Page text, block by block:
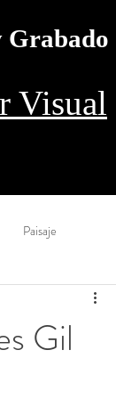
Visual
Paisaje
Aguada
Gil